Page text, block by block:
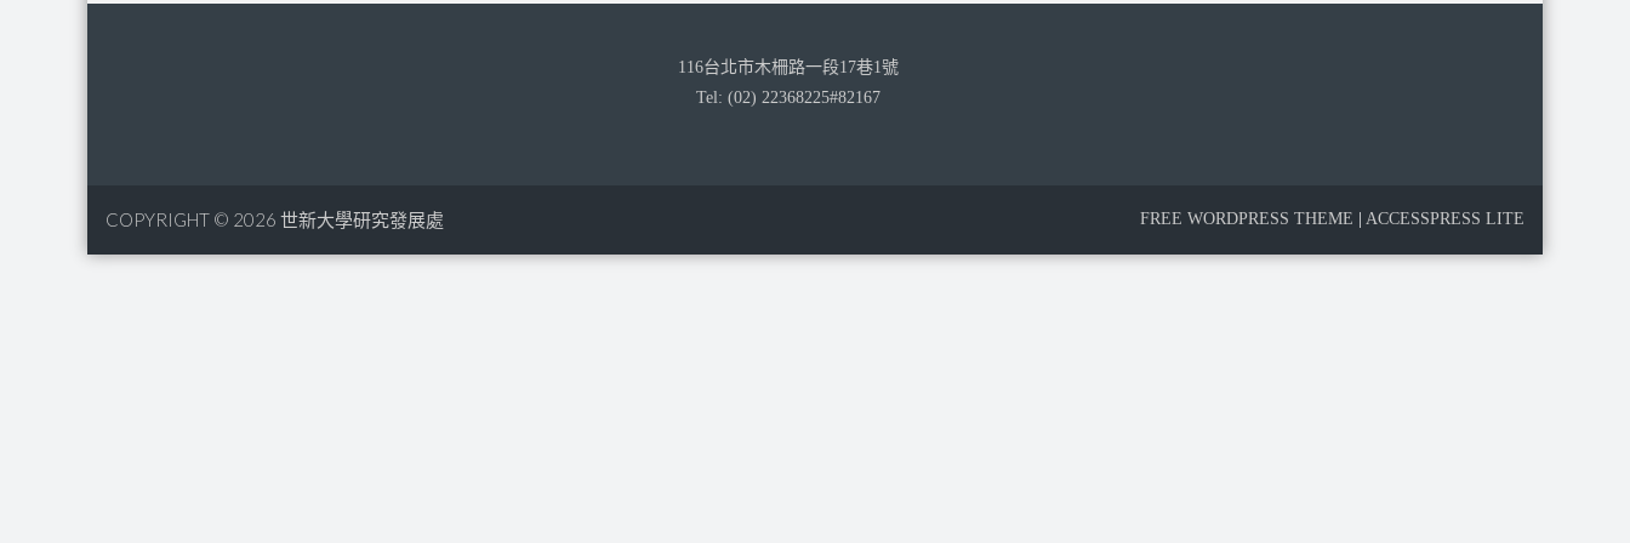
116台北市木柵路一段17巷1號
Tel: (02) 22368225#82167
FREE WORDPRESS THEME ACCESSPRESS LITE
COPYRIGHT © 2026 世新大學研究發展處